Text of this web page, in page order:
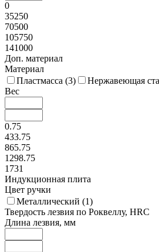
0
35250
70500
105750
141000
Доп. материал
Материал
Пластмасса (3) Нержавеющая
Вес
0.75
433.75
865.75
1298.75
1731
Индукционная плита
Цвет ручки
Металлический (1)
Твердость лезвия по Роквеллу, HRC
Длина лезвия, мм